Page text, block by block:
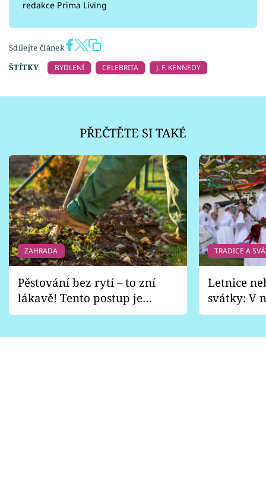
redakce Prima Living
Sdílejte článek
ŠTÍTKY
BYDLENÍ CELEBRITA J. F. KENNEDY
PŘEČTĚTE SI TAKÉ
ZAHRADA
Pěstování bez rytí – to zní
lákavě! Tento postup je
vhodný jen pro některé
TRADICE A
Letnice
svátky: V
pondělí